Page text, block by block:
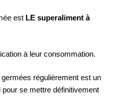
est LE superaliment à
à leur consommation.
régulièrement est un
se mettre définitivement